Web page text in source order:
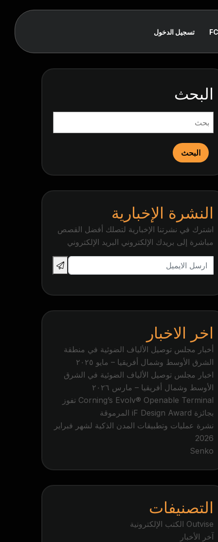
تسجيل الدخول
البحث
البحث
النشرة الإخبارية
اشترك في نشرتنا الإخبارية لتصلك أفضل القصص
مباشرة إلى بريدك الإلكتروني البريد الإلكتروني
اخر الاخبار
أخبار مجلس توصيل الألياف الضوئية في منطقة
الشرق الأوسط وشمال أفريقيا – مايو ٢٠٢٥
اخبار مجلس توصيل الألياف الضوئية في الشرق
الأوسط وشمال أفريقيا – مارس ٢٠٢٦
Corning’s Evolv® Openable Terminal تفوز
بجائزة iF Design Award المرموقة
نشرة عمليات وتطبيقات المدن الذكية لشهر فبراير
2026
Senko
التصنيفات
Outvise الكتب الإلكترونية
آخر الأخبار